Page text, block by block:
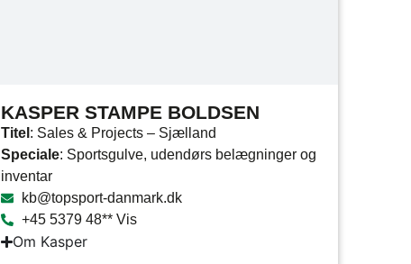
KASPER STAMPE BOLDSEN
Titel : Sales & Projects – Sjælland
Speciale: Sportsgulve, udendørs belægninger og
inventar
kb@topsport-danmark.dk
+45 5379 48** Vis
Om Kasper